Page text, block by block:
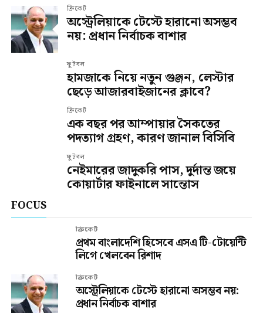
ক্রিকেট
অস্ট্রেলিয়াকে টেস্টে হারানো অসম্ভব
নয়: প্রধান নির্বাচক বাশার
ফুটবল
হামজাকে নিয়ে নতুন গুঞ্জন, লেস্টার
ছেড়ে আজারবাইজানের ক্লাবে?
ক্রিকেট
এক বছর পর আম্পায়ার সৈকতের
পদত্যাগ গ্রহণ, কারণ জানাল বিসিবি
ফুটবল
নেইমারের জাদুকরি পাস, দুর্দান্ত জয়ে
কোয়ার্টার ফাইনালে সান্তোস
FOCUS
ক্রিকেট
প্রথম বাংলাদেশি হিসেবে এসএ টি-টোয়েন্টি
লিগে খেলবেন রিশাদ
ক্রিকেট
অস্ট্রেলিয়াকে টেস্টে হারানো অসম্ভব নয়:
প্রধান নির্বাচক বাশার